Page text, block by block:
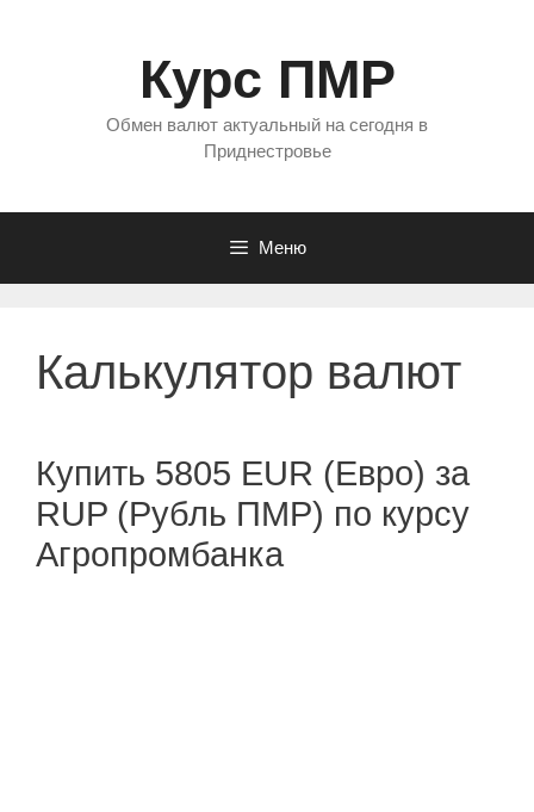
Курс ПМР
Обмен валют актуальный на сегодня в
Приднестровье
Меню
Калькулятор валют
Купить 5805 EUR (Евро) за
RUP (Рубль ПМР) по курсу
Агропромбанка